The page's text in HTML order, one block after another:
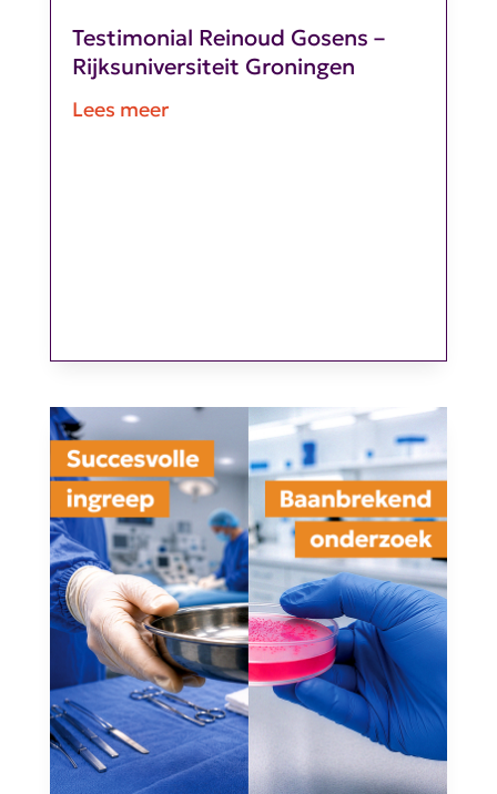
Testimonial Reinoud Gosens –
Rijksuniversiteit Groningen
Lees meer